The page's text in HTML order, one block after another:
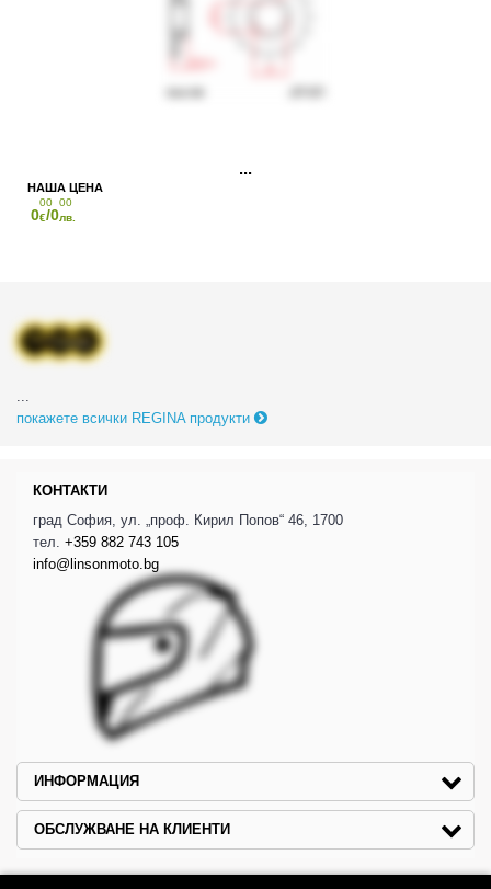
...
покажете всички REGINA продукти
0
00
€/0
00
лв.
КОНТАКТИ
град София, ул. „проф. Кирил Попов“ 46, 1700
тел. +359 882 743 105
info@linsonmoto.bg
ИНФОРМАЦИЯ
ОБСЛУЖВАНЕ НА КЛИЕНТИ